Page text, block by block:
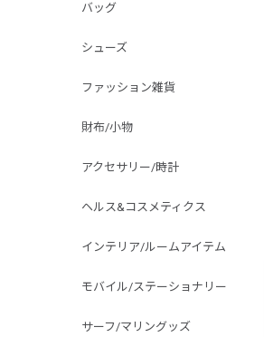
バッグ
シューズ
ファッション雑貨
財布/小物
アクセサリー/時計
ヘルス&コスメティクス
インテリア/ルームアイテム
モバイル/ステーショナリー
サーフ/マリングッズ